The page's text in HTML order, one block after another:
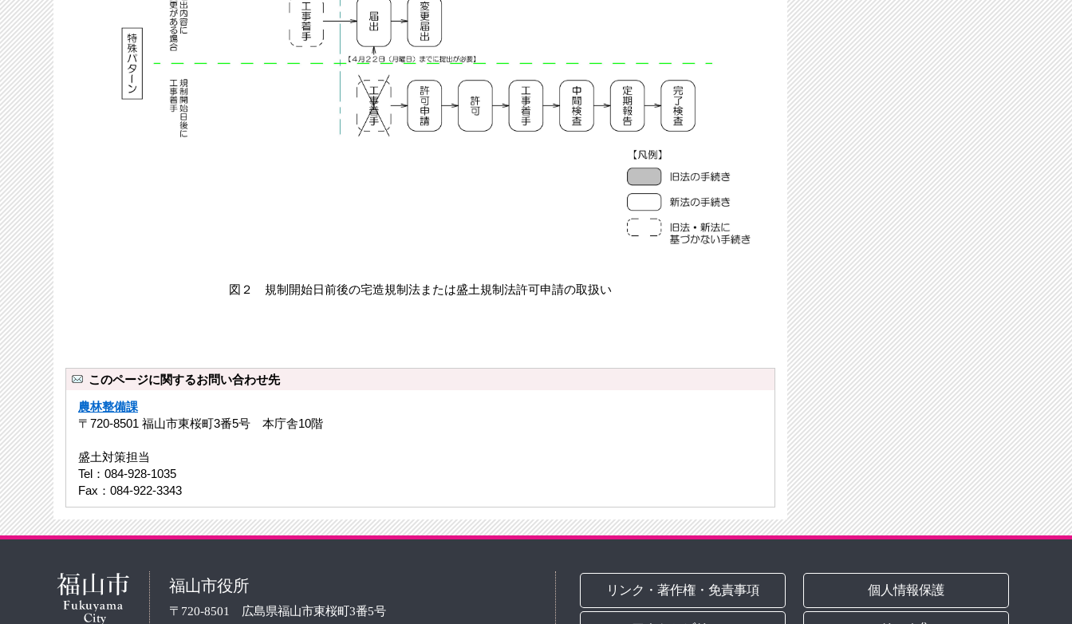
図２ 規制開始日前後の宅造規制法または盛土規制法許可申請の取扱い
このページに関するお問い合わせ先
農林整備課
〒720-8501 福山市東桜町3番5号 本庁舎10階
盛土対策担当
Tel：084-928-1035
Fax：084-922-3343
福山市役所
〒720-8501 広島県福山市東桜町3番5号
リンク・著作権・免責事項 個人情報保護